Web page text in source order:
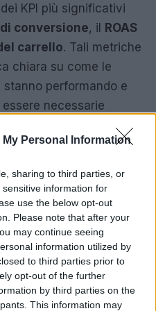
My Personal Information
sharing to third parties, or
information for
use the below opt-out
Please note that after your
may continue seeing
information utilized by
to third parties prior to
opt-out of the further
by third parties on the
This information may
KPI più significativi
conversione, il ROAS
carrello. Tali metriche
chiara su come le
performando e
necessarie
la necessità di rivedere
inviare promozioni
il completamento
effettuare test
ottimizzare i risultati,
quali
con il pubblico.